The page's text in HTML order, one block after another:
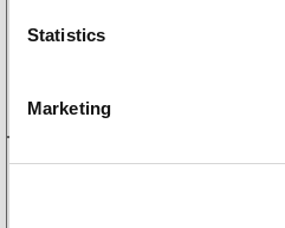
Statistics
Marketing
4010507
Bremsetrommel Knott/